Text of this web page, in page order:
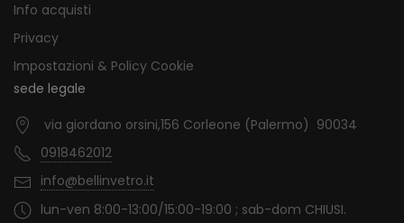
Info acquisti
Privacy
Impostazioni & Policy Cookie
sede legale
via giordano orsini,156 Corleone (Palermo) 90034
0918462012
info@bellinvetro.it
lun-ven 8:00-13:00/15:00-19:00 ; sab-dom CHIUSI.